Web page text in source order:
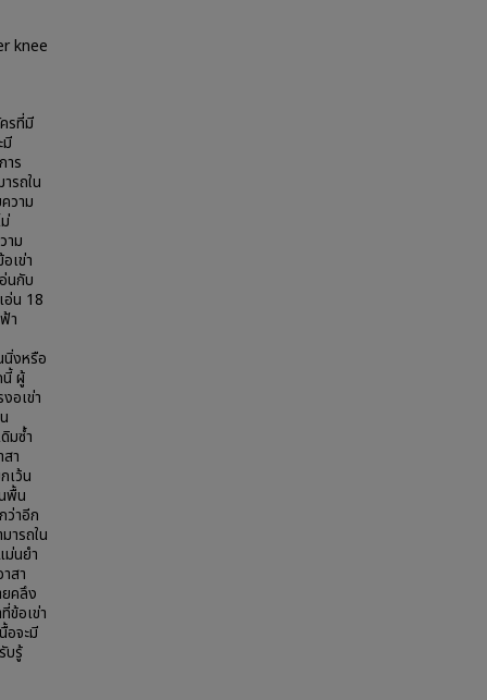
knee
รที่มี
มี
าร
รถใน
วาม
าม
เข่า
นกับ
อ่น 18
า
นิ่งหรือ
นี้ ผู้
อเข่า
มซ้ำ
า
เว้น
พื้น
ว่าอีก
ารถใน
ม่นยำ
สา
คลึง
ข้อเข่า
อจะมี
บรู้